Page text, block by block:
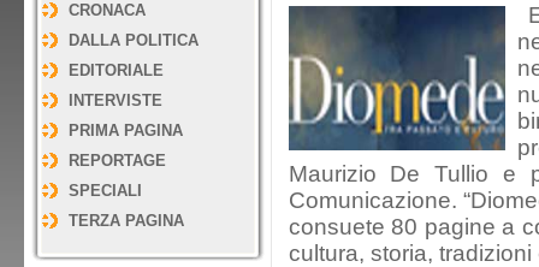
CRONACA
DALLA POLITICA
EDITORIALE
INTERVISTE
PRIMA PAGINA
REPORTAGE
SPECIALI
TERZA PAGINA
Maurizio De Tullio e
Comunicazione.
consuete 80 pagine a
cultura, storia,